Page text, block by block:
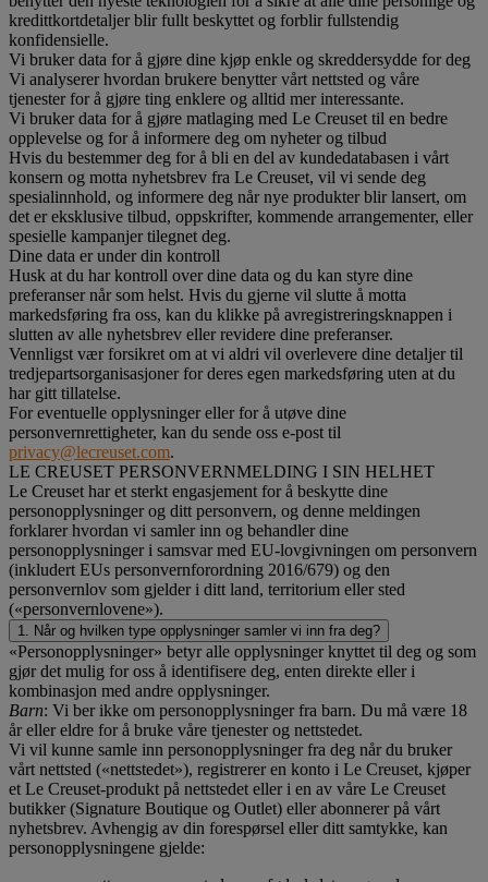
kredittkortdetaljer blir fullt beskyttet og forblir fullstendig
konfidensielle.
Vi bruker data for å gjøre dine kjøp enkle og skreddersydde for deg
Vi analyserer hvordan brukere benytter vårt nettsted og våre
tjenester for å gjøre ting enklere og alltid mer interessante.
Vi bruker data for å gjøre matlaging med Le Creuset til en bedre
opplevelse og for å informere deg om nyheter og tilbud
Hvis du bestemmer deg for å bli en del av kundedatabasen i vårt
konsern og motta nyhetsbrev fra Le Creuset, vil vi sende deg
spesialinnhold, og informere deg når nye produkter blir lansert, om
det er eksklusive tilbud, oppskrifter, kommende arrangementer, eller
spesielle kampanjer tilegnet deg.
Dine data er under din kontroll
Husk at du har kontroll over dine data og du kan styre dine
preferanser når som helst. Hvis du gjerne vil slutte å motta
markedsføring fra oss, kan du klikke på avregistreringsknappen i
slutten av alle nyhetsbrev eller revidere dine preferanser.
Vennligst vær forsikret om at vi aldri vil overlevere dine detaljer til
tredjepartsorganisasjoner for deres egen markedsføring uten at du
har gitt tillatelse.
For eventuelle opplysninger eller for å utøve dine
personvernrettigheter, kan du sende oss e-post til
privacy@lecreuset.com.
LE CREUSET PERSONVERNMELDING I SIN HELHET
Le Creuset har et sterkt engasjement for å beskytte dine
personopplysninger og ditt personvern, og denne meldingen
forklarer hvordan vi samler inn og behandler dine
personopplysninger i samsvar med EU-lovgivningen om personvern
(inkludert EUs personvernforordning 2016/679) og den
personvernlov som gjelder i ditt land, territorium eller sted
(«personvernlovene»).
1. Når og hvilken type opplysninger samler vi inn fra deg?
«Personopplysninger» betyr alle opplysninger knyttet til deg og som
gjør det mulig for oss å identifisere deg, enten direkte eller i
kombinasjon med andre opplysninger.
Barn: Vi ber ikke om personopplysninger fra barn. Du må være 18
år eller eldre for å bruke våre tjenester og nettstedet.
Vi vil kunne samle inn personopplysninger fra deg når du bruker
vårt nettsted («nettstedet»), registrerer en konto i Le Creuset, kjøper
et Le Creuset-produkt på nettstedet eller i en av våre Le Creuset
butikker (Signature Boutique og Outlet) eller abonnerer på vårt
nyhetsbrev. Avhengig av din forespørsel eller ditt samtykke, kan
personopplysningene gjelde: